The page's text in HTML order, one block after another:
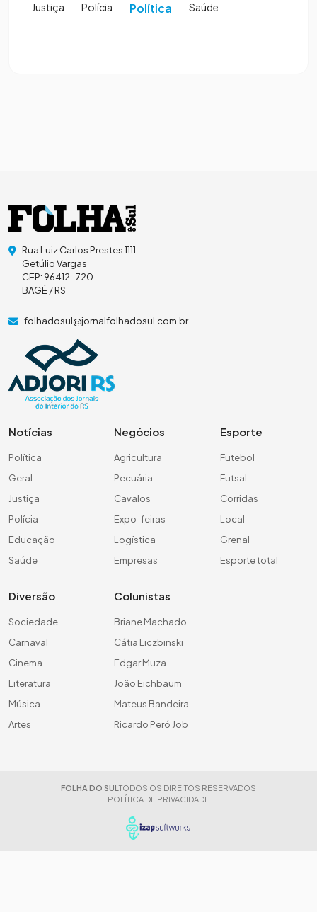
Justiça Polícia Política Saúde
Rua Luiz Carlos Prestes 1111
Getúlio Vargas
CEP: 96412-720
BAGÉ / RS
folhadosul@jornalfolhadosul.com.br
Notícias
Política
Geral
Justiça
Polícia
Educação
Saúde
Negócios
Agricultura
Pecuária
Cavalos
Expo-feiras
Logística
Empresas
Esporte
Futebol
Futsal
Corridas
Local
Grenal
Esporte total
Diversão
Sociedade
Carnaval
Cinema
Literatura
Música
Artes
Colunistas
Briane Machado
Cátia Liczbinski
Edgar Muza
João Eichbaum
Mateus Bandeira
Ricardo Peró Job
FOLHA DO SUL TODOS OS DIREITOS RESERVADOS
POLÍTICA DE PRIVACIDADE